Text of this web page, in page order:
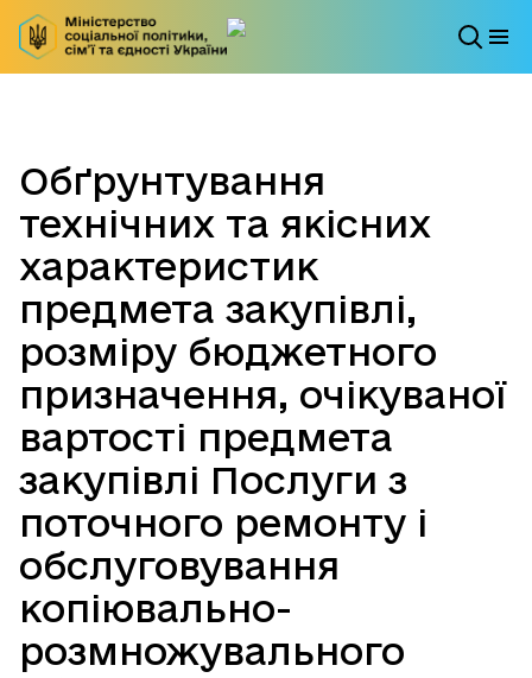
Обґрунтування
технічних та якісних
характеристик
предмета закупівлі,
розміру бюджетного
призначення, очікуваної
вартості предмета
закупівлі Послуги з
поточного ремонту і
обслуговування
копіювально-
розмножувального